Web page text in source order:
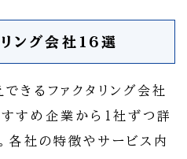
ング会社16選
きるファクタリング会社
すめ企業から1社ずつ詳
各社の特徴やサービス内